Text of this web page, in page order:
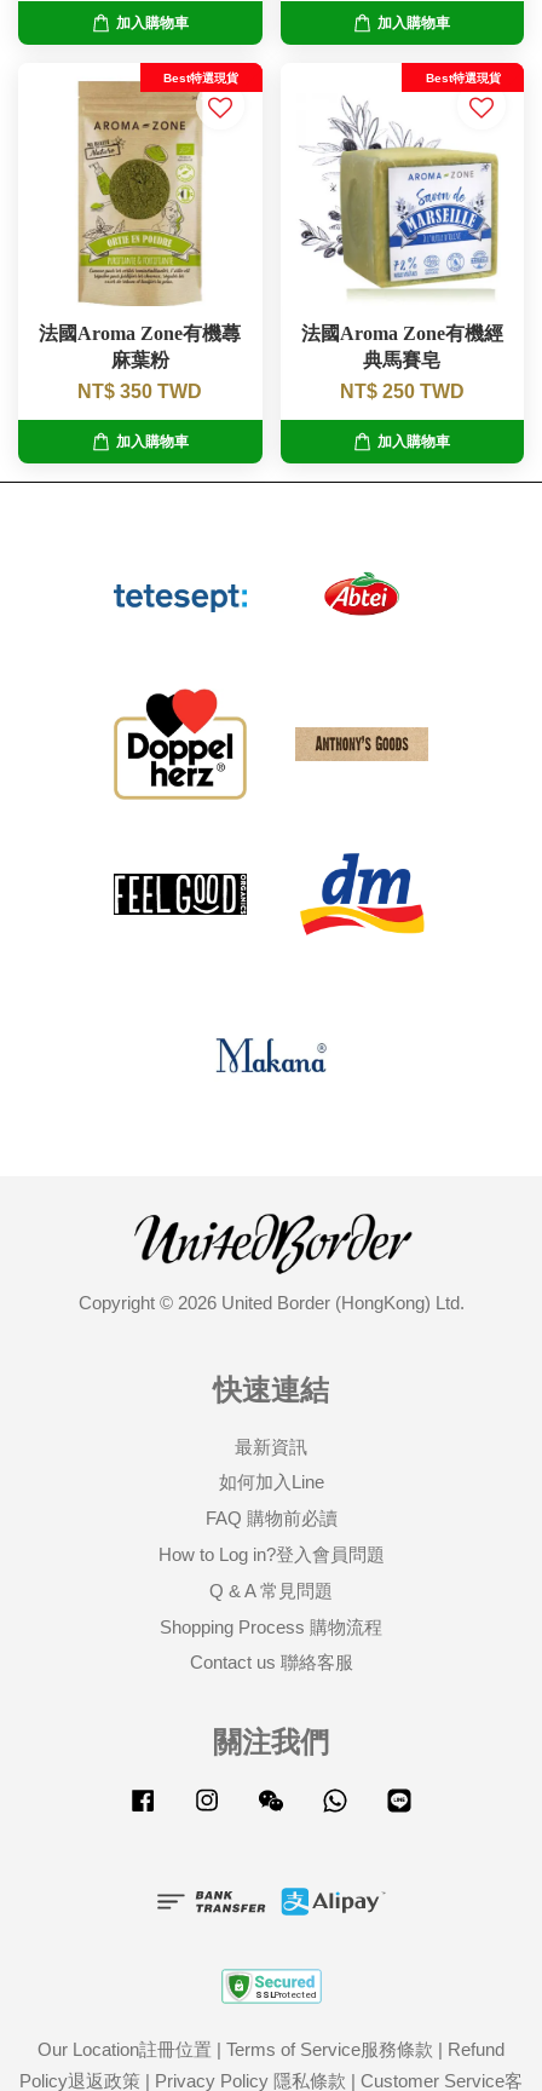
加入購物車 加入購物車
Best特選現貨
法國Aroma Zone有機蕁
麻葉粉
NT$ 350 TWD
加入購物車
Best特選現貨
法國Aroma Zone有機經
典馬賽皂
NT$ 250 TWD
加入購物車
Copyright © 2026 United Border (HongKong) Ltd.
快速連結
最新資訊
如何加入Line
FAQ 購物前必讀
How to Log in?登入會員問題
Q & A 常見問題
Shopping Process 購物流程
Contact us 聯絡客服
關注我們
Facebook Instagram Wechat Whatsapp
Our Location註冊位置 | Terms of Service服務條款 | Refund
Policy退返政策 | Privacy Policy 隱私條款 | Customer Service客